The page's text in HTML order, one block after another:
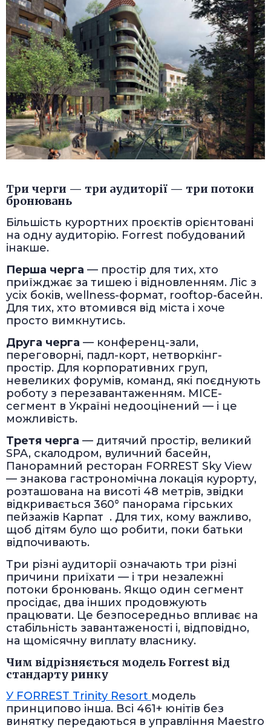
Три черги — три аудиторії — три потоки
бронювань
Більшість курортних проєктів орієнтовані
на одну аудиторію. Forrest побудований
інакше.
Перша черга — простір для тих, хто
приїжджає за тишею і відновленням. Ліс з
усіх боків, wellness-формат, rooftop-басейн.
Для тих, хто втомився від міста і хоче
просто вимкнутись.
Друга черга — конференц-зали,
переговорні, падл-корт, нетворкінг-
простір. Для корпоративних груп,
невеликих форумів, команд, які поєднують
роботу з перезавантаженням. MICE-
сегмент в Україні недооцінений — і це
можливість.
Третя черга — дитячий простір, великий
SPA, скалодром, вуличний басейн,
Панорамний ресторан FORREST Sky View
— знакова гастрономічна локація курорту,
розташована на висоті 48 метрів, звідки
відкривається 360° панорама гірських
пейзажів Карпат . Для тих, кому важливо,
щоб дітям було що робити, поки батьки
відпочивають.
Три різні аудиторії означають три різні
причини приїхати — і три незалежні
потоки бронювань. Якщо один сегмент
просідає, два інших продовжують
працювати. Це безпосередньо впливає на
стабільність завантаженості і, відповідно,
на щомісячну виплату власнику.
Чим відрізняється модель Forrest від
стандарту ринку
У FORREST Trinity Resort модель
принципово інша. Всі 461+ юнітів без
винятку передаються в управління Maestro